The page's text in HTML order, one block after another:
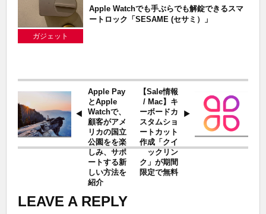
ガジェット
Apple Watchでも手ぶらでも解錠できるスマ
ートロック「SESAME (セサミ）」
Apple Pay
とApple
Watchで、
顧客がアメ
リカの国立
公園をを楽
しみ、サポ
ートする新
しい方法を
紹介
【Sale情報
/ Mac】キ
ーボードカ
スタムショ
ートカット
作成「クイ
ックリン
ク」が期間
限定で無料
LEAVE A REPLY